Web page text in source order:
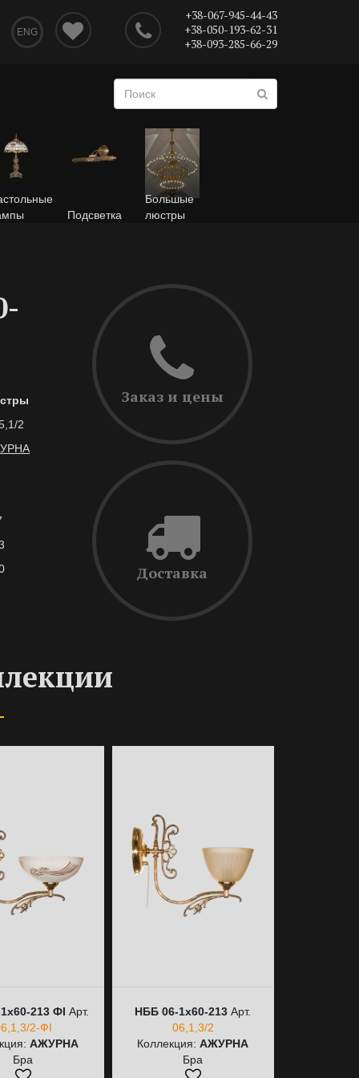
ENG
+38-067-945-44-43
+38-050-193-62-31
+38-093-285-66-29
Подсветка
Большые
люстры
2
Заказ и цены
Доставка
213 ФІ Арт.
2-ФІ
АЖУРНА
Бра
НББ 06-1х60-213 Арт.
06,1,3/2
Коллекция: АЖУРНА
Бра